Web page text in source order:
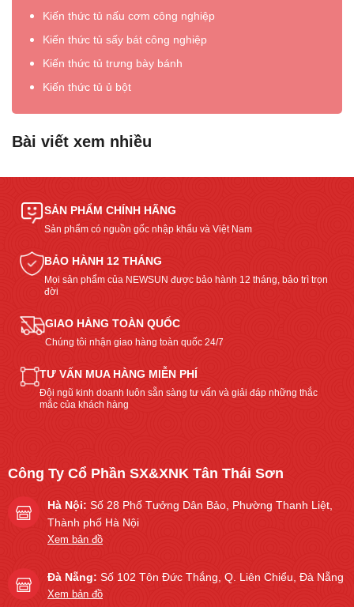
Kiến thức tủ nấu cơm công nghiệp
Kiến thức tủ sấy bát công nghiệp
Kiến thức tủ trưng bày bánh
Kiến thức tủ ủ bột
Bài viết xem nhiều
SẢN PHẨM CHÍNH HÃNG
Sản phẩm có nguồn gốc nhập khẩu và Việt Nam
BẢO HÀNH 12 THÁNG
Mọi sản phẩm của NEWSUN được bảo hành 12 tháng, bảo trì trọn
đời
GIAO HÀNG TOÀN QUỐC
Chúng tôi nhận giao hàng toàn quốc 24/7
TƯ VẤN MUA HÀNG MIỄN PHÍ
Đội ngũ kinh doanh luôn sẵn sàng tư vấn và giải đáp những thắc
mắc của khách hàng
Công Ty Cổ Phần SX&XNK Tân Thái Sơn
Hà Nội: Số 28 Phố Tưởng Dân Bảo, Phường Thanh Liệt,
Thành phố Hà Nội
Xem bản đồ
Đà Nẵng: Số 102 Tôn Đức Thắng, Q. Liên Chiểu, Đà Nẵng
Xem bản đồ